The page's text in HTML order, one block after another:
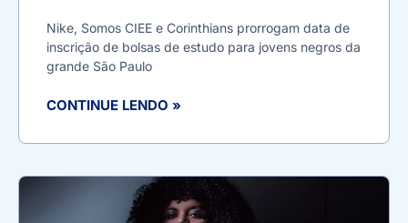
Nike, Somos CIEE e Corinthians prorrogam data de
inscrição de bolsas de estudo para jovens negros da
grande São Paulo
CONTINUE LENDO »